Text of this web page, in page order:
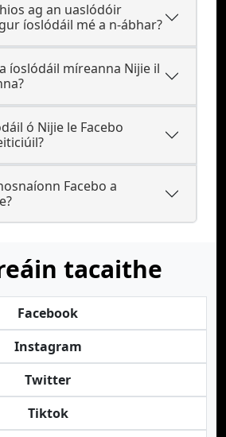
ag an uaslódóir
íoslódáil mé a n-ábhar?
íoslódáil míreanna Nijie il
ó Nijie le Facebo
Facebo a
tacaithe
Facebook
Instagram
Twitter
Tiktok